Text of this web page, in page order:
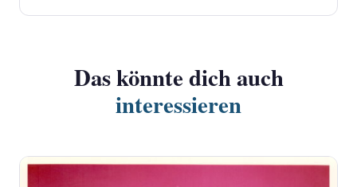
Das könnte dich auch
interessieren